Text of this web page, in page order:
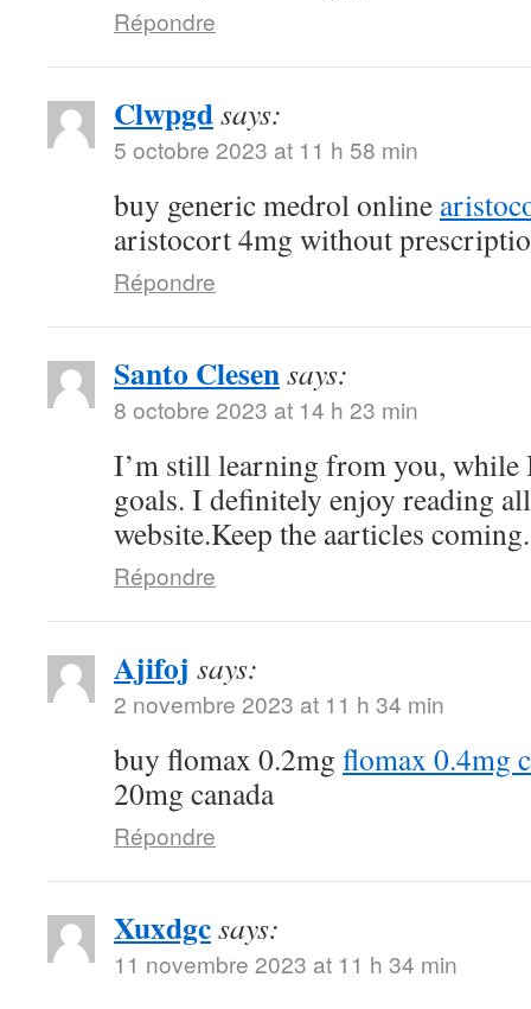
Répondre
Clwpgdsays:
5 octobre 2023 at 11 h 58 min
buy generic medrol online
aristocort 4mg without
Répondre
Santo Clesensays:
8 octobre 2023 at 14 h 23 min
I’m still learning from you, while
goals. I definitely enjoy reading
website.Keep the aarticles
Répondre
Ajifoj says:
2 novembre 2023 at 11 h 34 min
buy flomax 0.2mg flomax 0.4mg
20mg canada
Répondre
Xuxdgcsays:
11 novembre 2023 at 11 h 34 min